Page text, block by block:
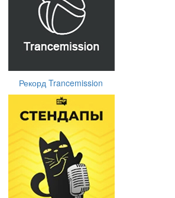
Рекорд Trancemission